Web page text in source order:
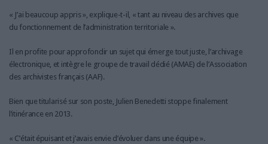
« J’ai beaucoup appris », explique-t-il, « tant au niveau des archives que
du fonctionnement de l’administration territoriale ».
Il en profite pour approfondir un sujet qui émerge tout juste, l’archivage
électronique, et intègre le groupe de travail dédié (AMAE) de l’Association
des archivistes français (AAF).
Bien que titularisé sur son poste, Julien Benedetti stoppe finalement
l’itinérance en 2013.
« C’était épuisant et j’avais envie d’évoluer dans une équipe ».